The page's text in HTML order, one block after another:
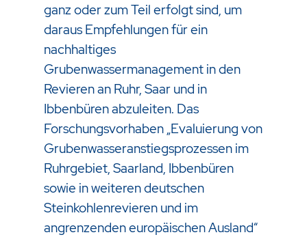
ganz oder zum Teil erfolgt sind, um
daraus Empfehlungen für ein
nachhaltiges
Grubenwassermanagement in den
Revieren an Ruhr, Saar und in
Ibbenbüren abzuleiten. Das
Forschungsvorhaben „Evaluierung von
Grubenwasseranstiegsprozessen im
Ruhrgebiet, Saarland, Ibbenbüren
sowie in weiteren deutschen
Steinkohlenrevieren und im
angrenzenden europäischen Ausland“